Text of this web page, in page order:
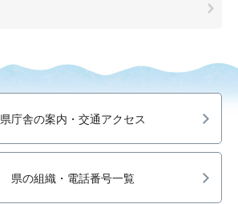
県庁舎の案内・交通アクセス
県の組織・電話番号一覧